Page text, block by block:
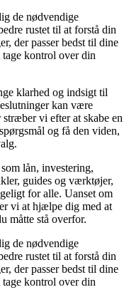
de nødvendige
rustet til at forstå din
der passer bedst til dine
kontrol over din
klarhed og indsigt til
kan være
vi efter at skabe en
og få den viden,
lån, investering,
guides og værktøjer,
for alle. Uanset om
vi at hjælpe dig med at
måtte stå overfor.
de nødvendige
rustet til at forstå din
der passer bedst til dine
kontrol over din